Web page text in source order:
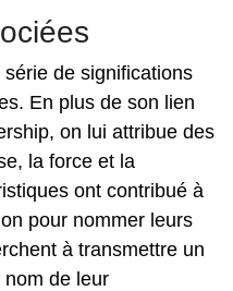
de significations
En plus de son lien
on lui attribue des
la force et la
ont contribué à
pour nommer leurs
à transmettre un
de leur